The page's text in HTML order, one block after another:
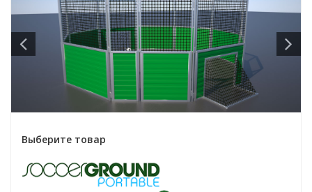
Выберите товар